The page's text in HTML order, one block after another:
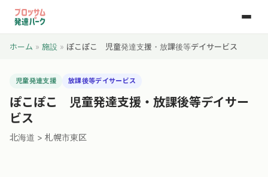
ホーム » 施設 » ぽこぽこ 児童発達支援・放課後等デイサービス
児童発達支援 放課後等デイサービス
ぽこぽこ 児童発達支援・放課後等デイサー
ビス
北海道 > 札幌市東区